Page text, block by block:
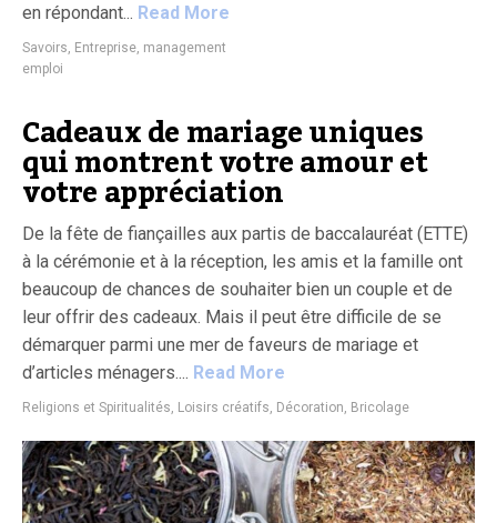
en répondant... Read More
Savoirs, Entreprise, management
emploi
Cadeaux de mariage uniques
qui montrent votre amour et
votre appréciation
De la fête de fiançailles aux partis de baccalauréat (ETTE)
à la cérémonie et à la réception, les amis et la famille ont
beaucoup de chances de souhaiter bien un couple et de
leur offrir des cadeaux. Mais il peut être difficile de se
démarquer parmi une mer de faveurs de mariage et
d’articles ménagers.... Read More
Religions et Spiritualités, Loisirs créatifs, Décoration, Bricolage